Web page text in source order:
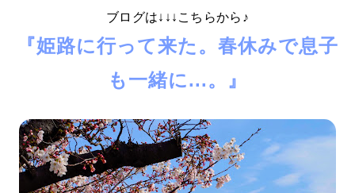
ブログは↓↓↓こちらから♪
『姫路に行って来た。春休みで息子
も一緒に...。』